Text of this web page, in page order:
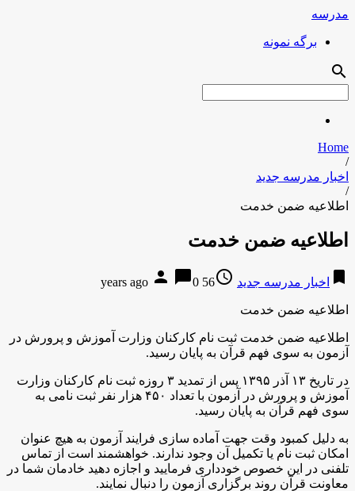
مدرسه
برگه نمونه
search
Home
/
اخبار مدرسه جدید
/
اطلاعیه ضمن خدمت
اطلاعیه ضمن خدمت
bookmark اخبار مدرسه جدید access_time
56 years ago
person chat_bubble0
اطلاعیه ضمن خدمت
اطلاعیه ضمن خدمت ثبت نام کارکنان وزارت آموزش و پرورش در
آزمون به سوی فهم قرآن به پایان رسید.
در تاریخ ۱۳ آذر ۱۳۹۵ پس از تمدید ۳ روزه ثبت نام کارکنان وزارت
آموزش و پرورش در آزمون با تعداد ۴۵۰ هزار نفر ثبت نامی به
سوی فهم قرآن به پایان رسید.
به دلیل کمبود وقت جهت آماده سازی فرایند آزمون به هیچ عنوان
امکان ثبت نام یا تکمیل آن وجود ندارند. خواهشمند است از تماس
تلفنی در این خصوص خودداری فرمایید و اجازه دهید خادمان شما در
معاونت قرآن روند برگزاری آزمون را دنبال نمایند.